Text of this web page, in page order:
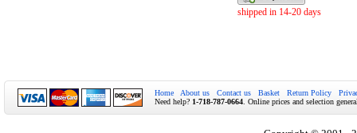
shipped in 14-20 days
Home About us Contact us Basket Return Policy
Need help? 1-718-787-0664 . Online prices and selection